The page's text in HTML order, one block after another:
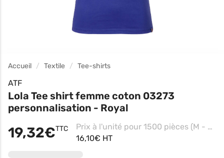
Accueil Textile Tee-shirts
ATF
Lola Tee shirt femme coton 03273
personnalisation - Royal
19,32€TTC
Prix à l'unité pour 1500 pièces (M - Blanc, Impression coeur)
16,10€ HT